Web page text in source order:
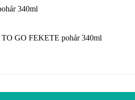
340ml
GO FEKETE pohár 340ml